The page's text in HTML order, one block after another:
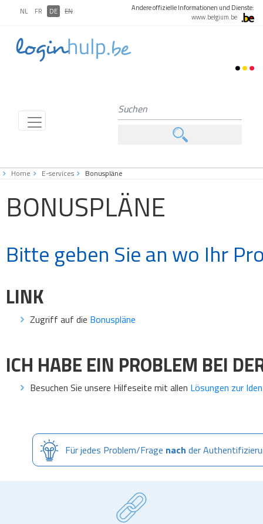
NL FR DE EN
Andere offizielle Informationen und Dienste:
www.belgium.be
Home E-services Bonuspläne
BONUSPLÄNE
Bitte geben Sie an wo Ihr
LINK
Zugriff auf die Bonuspläne
ICH HABE EIN PROBLEM BEI
Besuchen Sie unsere Hilfeseite mit allen Lösungen zur
Für jedes Problem/Frage nach der